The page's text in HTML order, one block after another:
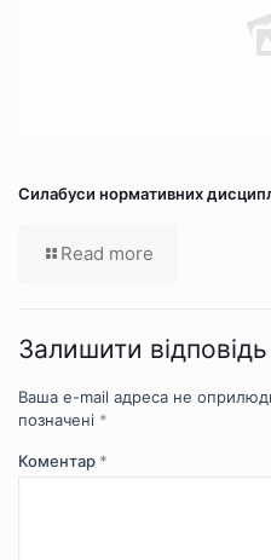
Силабуси нормативних
Read more
Залишити відповідь
Ваша e-mail адреса не
позначені *
Коментар *